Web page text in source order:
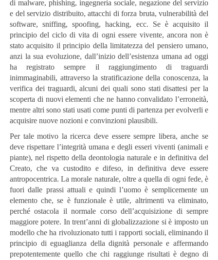
di malware, phishing, ingegneria sociale, negazione del servizio
e del servizio distribuito, attacchi di forza bruta, vulnerabilità del
software, sniffing, spoofing, hacking, ecc. Se è acquisito il
principio del ciclo di vita di ogni essere vivente, ancora non è
stato acquisito il principio della limitatezza del pensiero umano,
anzi la sua evoluzione, dall’inizio dell’esistenza umana ad oggi
ha registrato sempre il raggiungimento di traguardi
inimmaginabili, attraverso la stratificazione della conoscenza, la
verifica dei traguardi, alcuni dei quali sono stati disattesi per la
scoperta di nuovi elementi che ne hanno convalidato l’erroneità,
mentre altri sono stati usati come punti di partenza per evolverli e
acquisire nuove nozioni e convinzioni plausibili.
Per tale motivo la ricerca deve essere sempre libera, anche se
deve rispettare l’integrità umana e degli esseri viventi (animali e
piante), nel rispetto della deontologia naturale e in definitiva del
Creato, che va custodito e difeso, in definitiva deve essere
antropocentrica. La morale naturale, oltre a quella di ogni fede, è
fuori dalle prassi attuali e quindi l’uomo è semplicemente un
elemento che, se è funzionale è utile, altrimenti va eliminato,
perché ostacola il normale corso dell’acquisizione di sempre
maggiore potere. In trent’anni di globalizzazione si è imposto un
modello che ha rivoluzionato tutti i rapporti sociali, eliminando il
principio di eguaglianza della dignità personale e affermando
prepotentemente quello che chi raggiunge risultati è degno di